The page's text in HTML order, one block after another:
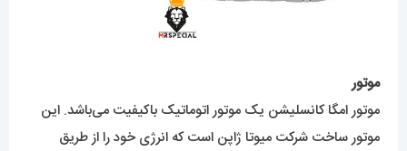
موتور
موتور امگا کانسلیشن یک موتور اتوماتیک باکیفیت می‌باشد. این
موتور ساخت شرکت میوتا ژاپن است که انرژی خود را از طریق